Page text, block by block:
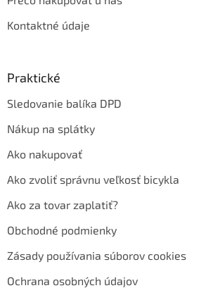
Kontaktné údaje
Praktické
Sledovanie balíka DPD
Nákup na splátky
Ako nakupovať
Ako zvoliť správnu veľkosť bicykla
Ako za tovar zaplatiť?
Obchodné podmienky
Zásady používania súborov cookies
Ochrana osobných údajov